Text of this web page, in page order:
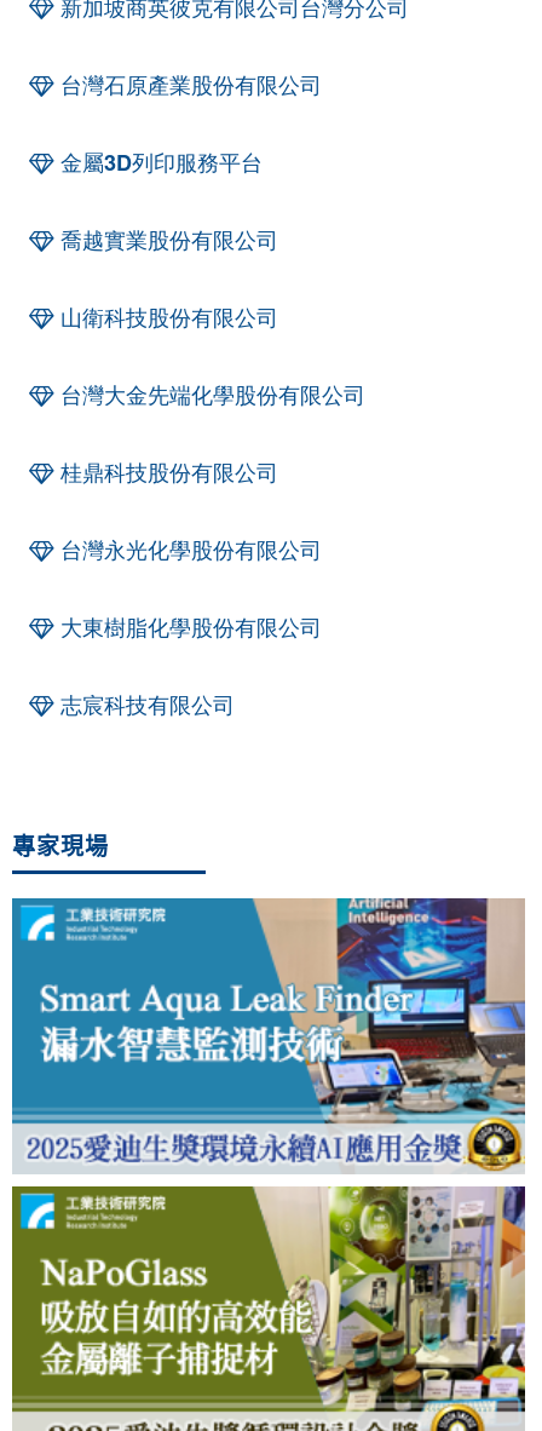
新加坡商英彼克有限公司台灣分公司
台灣石原產業股份有限公司
金屬3D列印服務平台
喬越實業股份有限公司
山衛科技股份有限公司
台灣大金先端化學股份有限公司
桂鼎科技股份有限公司
台灣永光化學股份有限公司
大東樹脂化學股份有限公司
志宸科技有限公司
專家現場